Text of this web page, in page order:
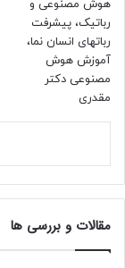
مقالات و بررسی ها